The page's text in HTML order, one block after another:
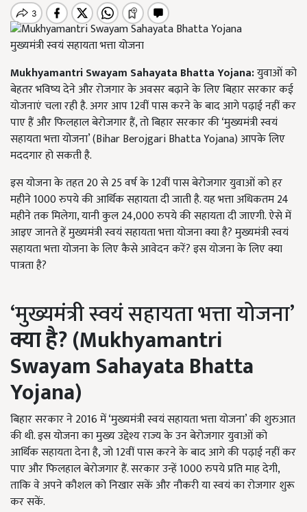
मुख्यमंत्री स्वयं सहायता भत्ता योजना
Mukhyamantri Swayam Sahayata Bhatta Yojana:युवाओं को
बेहतर भविष्य देने और रोजगार के अवसर बढ़ाने के लिए बिहार सरकार कई
योजनाएं चला रही है. अगर आप 12वीं पास करने के बाद आगे पढ़ाई नहीं कर
पाए हैं और फिलहाल बेरोजगार हैं, तो बिहार सरकार की ‘मुख्यमंत्री स्वयं
सहायता भत्ता योजना’ (Bihar Berojgari Bhatta Yojana) आपके लिए
मददगार हो सकती है.
इस योजना के तहत 20 से 25 वर्ष के 12वीं पास बेरोजगार युवाओं को हर
महीने 1000 रुपये की आर्थिक सहायता दी जाती है. यह भत्ता अधिकतम 24
महीने तक मिलेगा, यानी कुल 24,000 रुपये की सहायता दी जाएगी. ऐसे में
आइए जानते हें मुख्यमंत्री स्वयं सहायता भत्ता योजना क्या है? मुख्यमंत्री स्वयं
सहायता भत्ता योजना के लिए कैसे आवेदन करें? इस योजना के लिए क्या
पात्रता है?
‘मुख्यमंत्री स्वयं सहायता भत्ता योजना’
क्या है? (Mukhyamantri
Swayam Sahayata Bhatta
Yojana)
बिहार सरकार ने 2016 में ‘मुख्यमंत्री स्वयं सहायता भत्ता योजना’ की शुरुआत
की थी. इस योजना का मुख्य उद्देश्य राज्य के उन बेरोजगार युवाओं को
आर्थिक सहायता देना है, जो 12वीं पास करने के बाद आगे की पढ़ाई नहीं कर
पाए और फिलहाल बेरोजगार हैं. सरकार उन्हें 1000 रुपये प्रति माह देगी,
ताकि वे अपने कौशल को निखार सकें और नौकरी या स्वयं का रोजगार शुरू
कर सकें.